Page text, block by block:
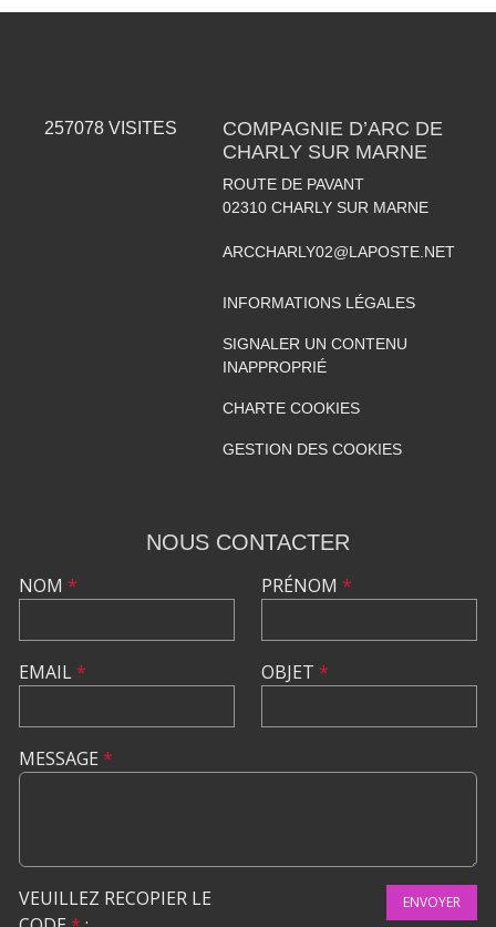
257078 VISITES
COMPAGNIE D’ARC DE
CHARLY SUR MARNE
ROUTE DE PAVANT
02310 CHARLY SUR MARNE
ARCCHARLY02@LAPOSTE.NET
INFORMATIONS LÉGALES
SIGNALER UN CONTENU
INAPPROPRIÉ
CHARTE COOKIES
GESTION DES COOKIES
NOUS CONTACTER
NOM *
EMAIL*
PRÉNOM *
OBJET *
MESSAGE *
VEUILLEZ RECOPIER LE
ENVOYER